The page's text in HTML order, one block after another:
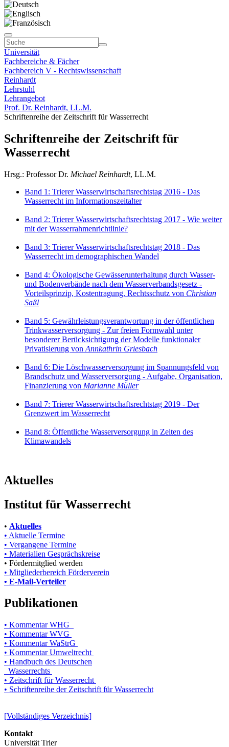
Universität
Fachbereiche & Fächer
Fachbereich V - Rechtswissenschaft
Reinhardt
Lehrstuhl
Lehrangebot
Prof. Dr. Reinhardt, LL.M.
Schriftenreihe der Zeitschrift für Wasserrecht
Schriftenreihe der Zeitschrift für
Wasserrecht
Hrsg.: Professor Dr. Michael Reinhardt, LL.M.
Band 1: Trierer Wasserwirtschaftsrechtstag 2016 - Das
Wasserrecht im Informationszeitalter
Band 2: Trierer Wasserwirtschaftsrechtstag 2017 - Wie weiter
mit der Wasserrahmenrichtlinie?
Band 3: Trierer Wasserwirtschaftsrechtstag 2018 - Das
Wasserrecht im demographischen Wandel
Band 4: Ökologische Gewässerunterhaltung durch Wasser-
und Bodenverbände nach dem Wasserverbandsgesetz -
Vorteilsprinzip, Kostentragung, Rechtsschutz von Christian
Saßl
Band 5: Gewährleistungsverantwortung in der öffentlichen
Trinkwasserversorgung - Zur freien Formwahl unter
besonderer Berücksichtigung der Modelle funktionaler
Privatisierung von Annkathrin Griesbach
Band 6: Die Löschwasserversorgung im Spannungsfeld von
Brandschutz und Wasserversorgung - Aufgabe, Organisation,
Finanzierung von Marianne Müller
Band 7: Trierer Wasserwirtschaftsrechtstag 2019 - Der
Grenzwert im Wasserrecht
Band 8: Öffentliche Wasserversorgung in Zeiten des
Klimawandels
Aktuelles
Institut für Wasserrecht
• Aktuelles
• Aktuelle Termine
• Vergangene Termine
• Materialien Gesprächskreise
• Fördermitglied werden
• Mitgliederbereich Förderverein
• E-Mail-Verteiler
Publikationen
• Kommentar WHG
• Kommentar WVG
• Kommentar WaStrG
• Kommentar Umweltrecht
• Handbuch des Deutschen
Wasserrechts
• Zeitschrift für Wasserrecht
• Schriftenreihe der Zeitschrift für Wasserrecht
[Vollständiges Verzeichnis]
Kontakt
Universität Trier